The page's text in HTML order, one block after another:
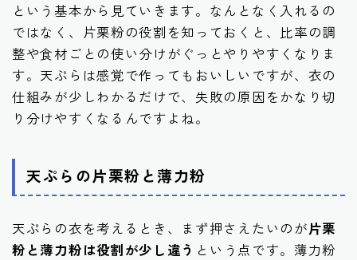
という基本から見ていきます。なんとなく入れるの
ではなく、片栗粉の役割を知っておくと、比率の調
整や食材ごとの使い分けがぐっとやりやすくなりま
す。天ぷらは感覚で作ってもおいしいですが、衣の
仕組みが少しわかるだけで、失敗の原因をかなり切
り分けやすくなるんですよね。
天ぷらの片栗粉と薄力粉
天ぷらの衣を考えるとき、まず押さえたいのが片栗
粉と薄力粉は役割が少し違う という点です。薄力粉